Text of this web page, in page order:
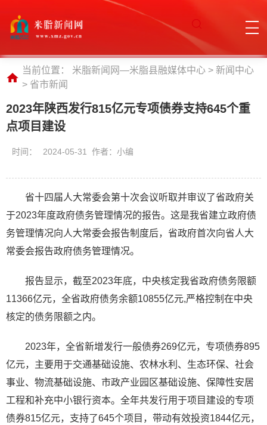
当前位置： 米脂新闻网—米脂县融媒体中心 > 新闻中心
> 省市新闻
2023年陕西发行815亿元专项债券支持645个重
点项目建设
时间： 2024-05-31 作者：小编
省十四届人大常委会第十次会议听取并审议了省政府关
于2023年度政府债务管理情况的报告。这是我省建立政府债
务管理情况向人大常委会报告制度后，省政府首次向省人大
常委会报告政府债务管理情况。
报告显示，截至2023年底，中央核定我省政府债务限额
11366亿元，全省政府债务余额10855亿元,严格控制在中央
核定的债务限额之内。
2023年，全省新增发行一般债券269亿元，专项债券895
亿元，主要用于交通基础设施、农林水利、生态环保、社会
事业、物流基础设施、市政产业园区基础设施、保障性安居
工程和补充中小银行资本。全年共发行用于项目建设的专项
债券815亿元，支持了645个项目，带动有效投资1844亿元，